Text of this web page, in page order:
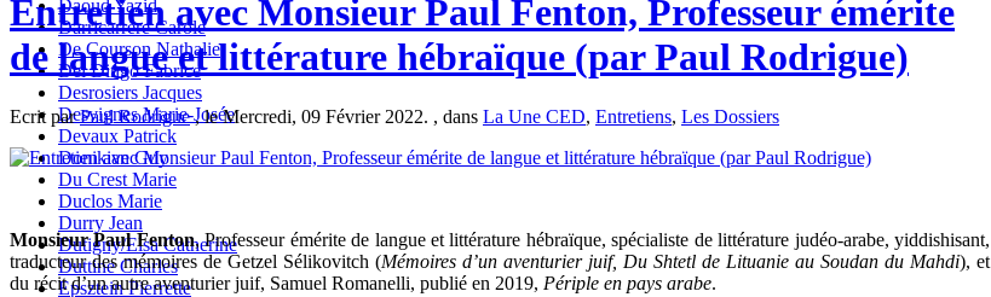
Daoud Yazid
Darricarrère Carole
De Courson Nathalie
Del Dingo Fabrice
Desrosiers Jacques
Desvignes Marie-Josée
Devaux Patrick
Donikian Guy
Du Crest Marie
Duclos Marie
Durry Jean
Dutigny/Elsa Catherine
Duttine Charles
Epsztein Pierrette
Entretien avec Monsieur Paul Fenton, Professeur émérite
de langue et littérature hébraïque (par Paul Rodrigue)
Ecrit parPaul Rodrigue, le Mercredi, 09 Février 2022. , dans La Une CED, Entretiens, Les Dossiers
Monsieur Paul Fenton, Professeur émérite de langue et littérature hébraïque, spécialiste de littérature judéo-arabe, yiddishisant,
traducteur des mémoires de Getzel Sélikovitch (Mémoires d’un aventurier juif, Du Shtetl de Lituanie au Soudan du Mahdi), et
du récit d’un autre aventurier juif, Samuel Romanelli, publié en 2019, Périple en pays arabe.